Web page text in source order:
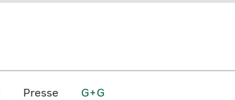
Presse G+G